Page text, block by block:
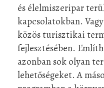
és élelmiszeripar
kapcsolatokban.
közös turisztikai
fejlesztésében.
azonban sok olyan
lehetőségeket. A